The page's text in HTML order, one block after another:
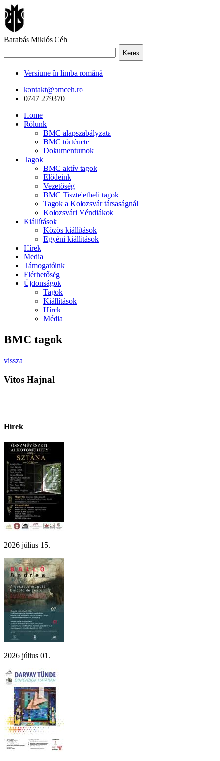
Barabás Miklós Céh
Keres
Versiune în limba română
kontakt@bmceh.ro
0747 279370
Home
Rólunk
BMC alapszabályzata
BMC története
Dokumentumok
Tagok
BMC aktív tagok
Elődeink
Vezetőség
BMC Tiszteletbeli tagok
Tagok a Kolozsvár társaságnál
Kolozsvári Véndiákok
Kiállítások
Közös kiállítások
Egyéni kiállítások
Hírek
Média
Támogatóink
Elérhetőség
Újdonságok
Tagok
Kiállítások
Hírek
Média
BMC tagok
vissza
Vitos Hajnal
Hírek
2026 július 15.
2026 július 01.